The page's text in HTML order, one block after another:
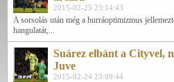
2015-02-25 23:14:43
A sorsolás után még a hurráoptimizmus
hangulatát,...
Suárez elbánt a Cityvel,
Juve
2015-02-24 23:09:44